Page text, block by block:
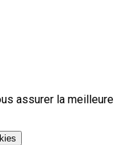
assurer la meilleure